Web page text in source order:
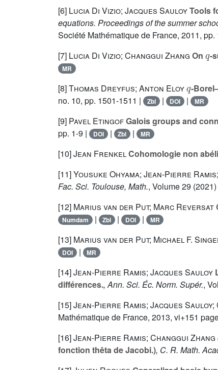
[6] Lucia Di Vizio; Jacques SauloyTools
equations. Proceedings of the summer
Société Mathématique de France, 2011, pp.
[7] Lucia Di Vizio; Changgui Zhang On -
MR
[8]Thomas Dreyfus; Anton Eloy -
no. 10, pp. 1501-1511 |
Zbl | DOI | MR
[9] Pavel EtingofGalois groups and
pp. 1-9 |
DOI | Zbl | MR
[10]Jean FrenkelCohomologie non
[11]Yousuke Ohyama; Jean-Pierre
Fac. Sci. Toulouse, Math., Volume 29
[12] Marius van der Put; Marc Reversat
Numdam | Zbl | DOI | MR
[13] Marius van der Put; Michael F.
DOI | MR
[14]Jean-Pierre Ramis; Jacques Sauloy
différences., Ann. Sci. Éc. Norm. Supér.,
[15]Jean-Pierre Ramis; Jacques Sauloy;
Mathématique de France, 2013, vi+151
[16]Jean-Pierre Ramis; Changgui Zhang
fonction thêta de Jacobi.), C. R. Math.